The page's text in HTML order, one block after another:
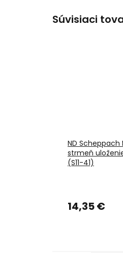
Súvisiaci
ND Scheppach
strmeň
(S11-41)
14,35 €